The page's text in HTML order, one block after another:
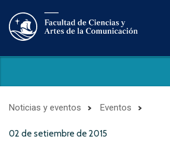
Noticias y eventos Eventos
02 de setiembre de 2015